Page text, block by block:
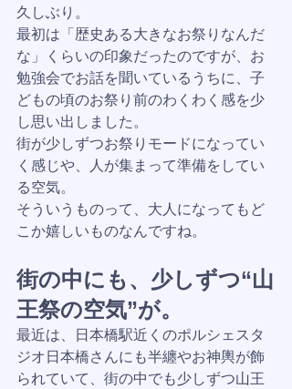
久しぶり。
最初は「歴史ある大きなお祭りなんだ
な」くらいの印象だったのですが、お
勉強会でお話を聞いているうちに、子
どもの頃のお祭り前のわくわく感を少
し思い出しました。
街が少しずつお祭りモードになってい
く感じや、人が集まって準備をしてい
る空気。
そういうものって、大人になってもど
こか嬉しいものなんですね。
街の中にも、少しずつ“山
王祭の空気”が。
最近は、日本橋駅近くのポルシェスタ
ジオ日本橋さんにも半纏やお神輿が飾
られていて、街の中でも少しずつ山王